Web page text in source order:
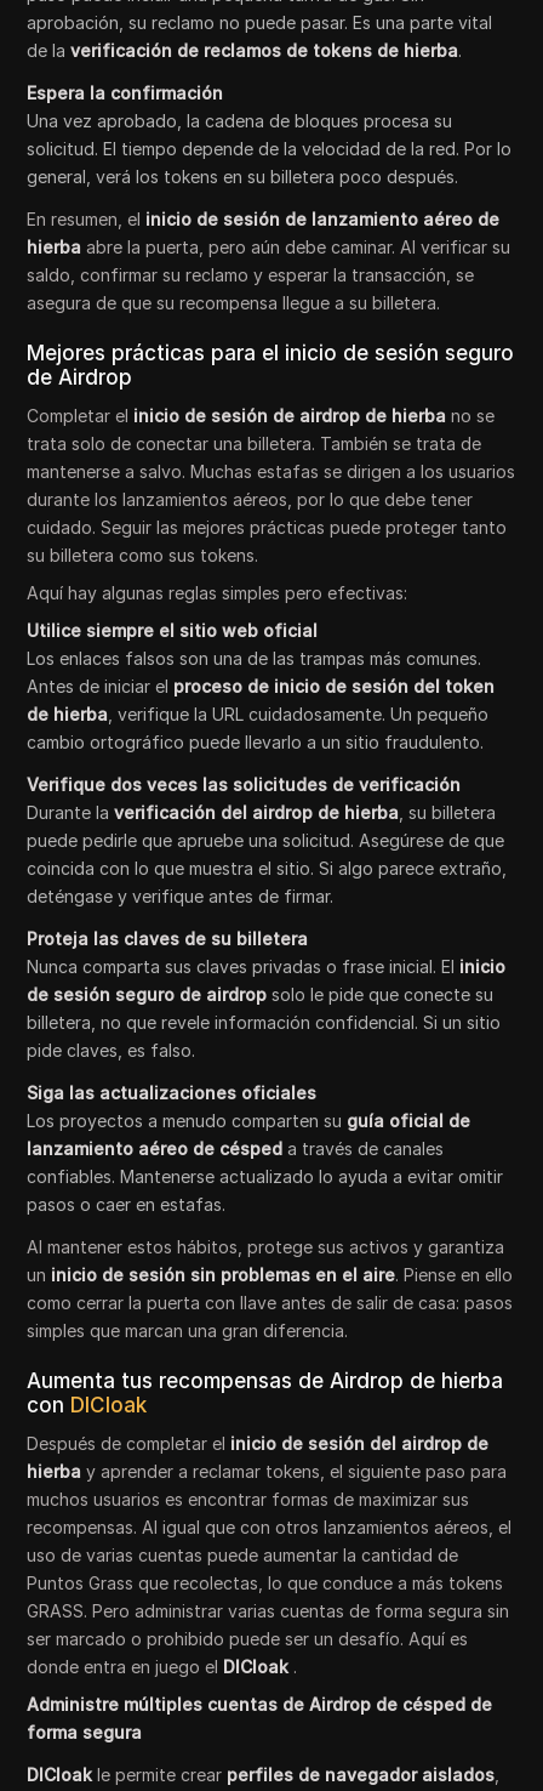
aprobación, su reclamo no puede pasar. Es una parte vital
de laverificación de reclamos de tokens de hierba.
Espera la confirmación
Una vez aprobado, la cadena de bloques procesa su
solicitud. El tiempo depende de la velocidad de la red. Por lo
general, verá los tokens en su billetera poco después.
En resumen, el inicio de sesión de lanzamiento aéreo de
hierba abre la puerta, pero aún debe caminar. Al verificar su
saldo, confirmar su reclamo y esperar la transacción, se
asegura de que su recompensa llegue a su billetera.
Mejores prácticas para el inicio de sesión seguro
de Airdrop
Completar el inicio de sesión de airdrop de hierba no se
trata solo de conectar una billetera. También se trata de
mantenerse a salvo. Muchas estafas se dirigen a los usuarios
durante los lanzamientos aéreos, por lo que debe tener
cuidado. Seguir las mejores prácticas puede proteger tanto
su billetera como sus tokens.
Aquí hay algunas reglas simples pero efectivas:
Utilice siempre el sitio web oficial
Los enlaces falsos son una de las trampas más comunes.
Antes de iniciar el proceso de inicio de sesión del token
de hierba , verifique la URL cuidadosamente. Un pequeño
cambio ortográfico puede llevarlo a un sitio fraudulento.
Verifique dos veces las solicitudes de verificación
Durante laverificación del airdrop de hierba , su billetera
puede pedirle que apruebe una solicitud. Asegúrese de que
coincida con lo que muestra el sitio. Si algo parece extraño,
deténgase y verifique antes de firmar.
Proteja las claves de su billetera
Nunca comparta sus claves privadas o frase inicial. El inicio
de sesión seguro de airdrop solo le pide que conecte su
billetera, no que revele información confidencial. Si un sitio
pide claves, es falso.
Siga las actualizaciones oficiales
Los proyectos a menudo comparten su guía oficial de
lanzamiento aéreo de césped a través de canales
confiables. Mantenerse actualizado lo ayuda a evitar omitir
pasos o caer en estafas.
Al mantener estos hábitos, protege sus activos y garantiza
un inicio de sesión sin problemas en el aire. Piense en ello
como cerrar la puerta con llave antes de salir de casa: pasos
simples que marcan una gran diferencia.
Aumenta tus recompensas de Airdrop de hierba
con DICloak
Después de completar el inicio de sesión del airdrop de
hierba y aprender a reclamar tokens, el siguiente paso para
muchos usuarios es encontrar formas de maximizar sus
recompensas. Al igual que con otros lanzamientos aéreos, el
uso de varias cuentas puede aumentar la cantidad de
Puntos Grass que recolectas, lo que conduce a más tokens
GRASS. Pero administrar varias cuentas de forma segura sin
ser marcado o prohibido puede ser un desafío. Aquí es
donde entra en juego el DICloak .
Administre múltiples cuentas de Airdrop de césped de
forma segura
DICloak le permite crear perfiles de navegador aislados